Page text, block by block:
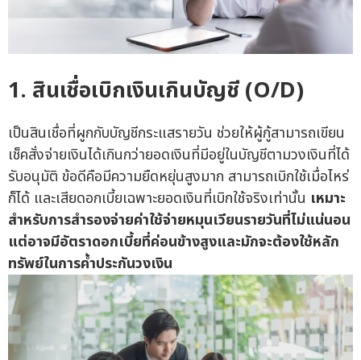
1. สินเชื่อเบิกเงินเกินบัญชี (O/D)
เป็นสินเชื่อที่ผูกกับบัญชีกระแสรายวัน ช่วยให้ผู้กู้สามารถเขียน
เช็คสั่งจ่ายเงินได้เกินกว่ายอดเงินที่มีอยู่ในบัญชีตามวงเงินที่ได้
รับอนุมัติ ข้อดีคือมีความยืดหยุ่นสูงมาก สามารถเบิกใช้เมื่อไหร่
ก็ได้ และเสียดอกเบี้ยเฉพาะยอดเงินที่เบิกใช้จริงเท่านั้น เหมาะ
สำหรับการสำรองจ่ายค่าใช้จ่ายหมุนเวียนรายวันที่ไม่แน่นอน
แต่อาจมีอัตราดอกเบี้ยที่ค่อนข้างสูงและมักจะต้องใช้หลัก
ทรัพย์ในการค้ำประกันวงเงิน